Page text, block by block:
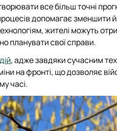
все більш точні
допомагає зменшити
жителі можуть
планувати свої справи.
, адже завдяки сучасним
на фронті, що дозволяє
часі.